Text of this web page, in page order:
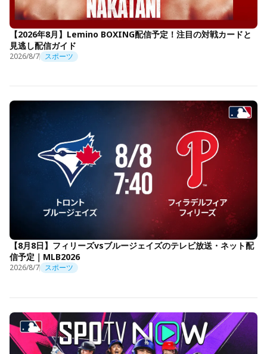
【2026年8月】Lemino BOXING配信予定！注目の対戦カードと
見逃し配信ガイド
2026/8/7 スポーツ
【8月8日】フィリーズvsブルージェイズのテレビ放送・ネット配
信予定｜MLB2026
2026/8/7 スポーツ